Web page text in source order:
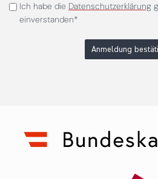
Ich habe die Datenschutzerklärung
einverstanden*
Anmeldung